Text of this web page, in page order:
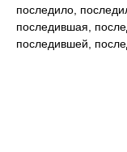
последило,
последившая,
последившей,